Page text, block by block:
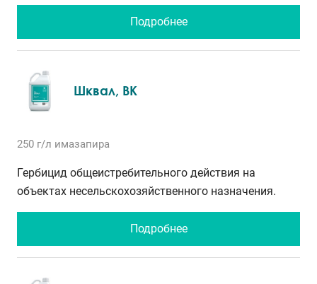
Подробнее
Шквал, ВК
250 г/л имазапира
Гербицид общеистребительного действия на
объектах несельскохозяйственного назначения.
Подробнее